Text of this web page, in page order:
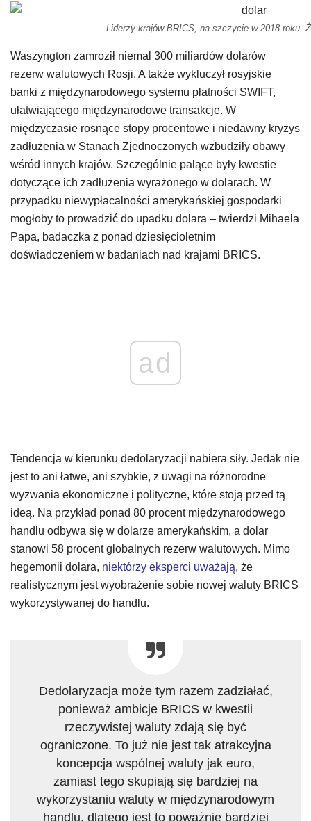
Liderzy krajów BRICS, na szczycie w 2018 roku.
Waszyngton zamroził niemal 300 miliardów dolarów
rezerw walutowych Rosji. A także wykluczył rosyjskie
banki z międzynarodowego systemu płatności SWIFT,
ułatwiającego międzynarodowe transakcje. W
międzyczasie rosnące stopy procentowe i niedawny kryzys
zadłużenia w Stanach Zjednoczonych wzbudziły obawy
wśród innych krajów. Szczególnie palące były kwestie
dotyczące ich zadłużenia wyrażonego w dolarach. W
przypadku niewypłacalności amerykańskiej gospodarki
mogłoby to prowadzić do upadku dolara – twierdzi Mihaela
Papa, badaczka z ponad dziesięcioletnim
doświadczeniem w badaniach nad krajami BRICS.
ad
Tendencja w kierunku dedolaryzacji nabiera siły. Jedak nie
jest to ani łatwe, ani szybkie, z uwagi na różnorodne
wyzwania ekonomiczne i polityczne, które stoją przed tą
ideą. Na przykład ponad 80 procent międzynarodowego
handlu odbywa się w dolarze amerykańskim, a dolar
stanowi 58 procent globalnych rezerw walutowych. Mimo
hegemonii dolara, niektórzy eksperci uważają, że
realistycznym jest wyobrażenie sobie nowej waluty BRICS
wykorzystywanej do handlu.
Dedolaryzacja może tym razem zadziałać,
ponieważ ambicje BRICS w kwestii
rzeczywistej waluty zdają się być
ograniczone. To już nie jest tak atrakcyjna
koncepcja wspólnej waluty jak euro,
zamiast tego skupiają się bardziej na
wykorzystaniu waluty w międzynarodowym
handlu, dlatego jest to poważnie bardziej